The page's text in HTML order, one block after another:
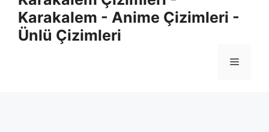
contentKarakalem - Anime Çizimleri -
Ünlü Çizimleri
Menu